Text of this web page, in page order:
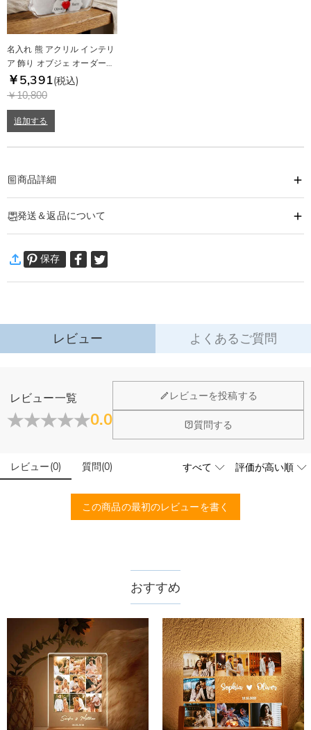
名入れ 熊 アクリル インテリ
ア 飾り オブジェ オーダーメ
イド
￥5,391(税込)
￥10,800
追加する
商品詳細
このオリジナルランプはただの照明ではなく、家族の絆と大切な人への想いを
詰め込んだ、心に残る記念品です。
部屋を照らすだけでなく、幸せな思い出までも優しく灯します。
母の日に贈れば、柔らかな光とともに刻まれた家族の名前が浮かび上がり、
笑顔と感動の涙、そして感謝の気持ちがあふれるでしょう。
力強さ、守り合う心、団結を象徴し、子供のそばのハートが優しさを添えま
母の日、誕生日、記念日など、愛を伝えたいすべてのシーンにぴったりです。
お名前を入力するだけで簡単オーダー可能。
ギフト仕様で、すぐに贈れる状態でお届けします。
よくある質問
はい、ご希望の名前を入力して作成できます。
制作期間はどのくらいですか？
はい、ギフト用にデザインされています。
母の日、誕生日、記念日など、愛を伝えたい時に。
サイズは何種類ありますか？
10cm と 15cm の 2 種類をご用意しています。
商品仕様
高さ(cm)
21 cm
素材:アクリル, ウッド
電源:USB電源
閉じる
発送＆返品について
万一、ご注文商品にご満足いただけない場合は、商品が到着後60日
保存
レビュー よくあるご質問
レビュー一覧
0.0
レビューを投稿する
質問する
レビュー(0) 質問(0)
この商品の最初のレビューを書く
ホーム＆雑貨
大量注文の制作は承っておりますか？
はい、対応可能です。ご希望の数量、デザイン、文字内容、ご
いたします。お気軽にお問い合わせください。
ードする画像に要求や制限等はありますか？
商品のベスト効果のために、お写真を選ぶ際に可能な限り最高
配送＆返品について
無料となります。（一部離島や遠方へご発送の場合、中継料が
納期=製作作業時間+配送時間 受注製作品のため、ご入金を確
認してから制作となります。大量生産品ではなく、一つ一つ手
でお作りしており、予定作業時間は商品ページに記載しており
ます。そしてご購入の際にお選び頂いた「配送方法」の選択に
よって、お届け日数が異なります。詳細は配送についてまでご
確認ください。.
商品に納品書などの明細書は同梱されますか？
ません。領収書発行をご希望の場合は、ご注文明細をメールに
てご確認ください。
商品を海外へ直接発送することは可能でしょうか。
はい、対応可能です。海外配送をご希望の場合は、カスタマー
サポートまで詳しい海外配送先情報をお送りください。配送先
の国・地域によって送料が異なります。また、海外配送の際は
受取人様に関税が発生する場合がございます。
返品・交換はできますか？
お客様が商品受け取り後、60日以内の未使用品の返品は可能で
す。受注生産品のため、返品は50%の返品手数料(材料費)が発
生致します。詳細はキャンセル/返品についてまでご確認くだ
さい。.
注文＆支払いについて
注文後に注文の内容を変更できますか？
おすすめ